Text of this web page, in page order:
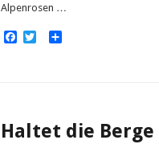
Alpenrosen …
Facebook
TwitterEmpfehlen
Haltet die Berge